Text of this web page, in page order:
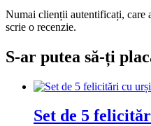
Numai clienții autentificați, care
scrie o recenzie.
S-ar putea să-ți
Set de 5